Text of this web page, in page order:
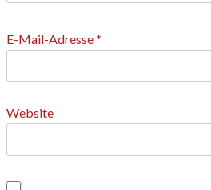
E-Mail-Adresse*
Website